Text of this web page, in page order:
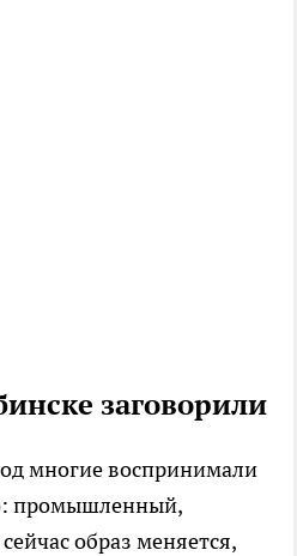
заговорили
многие воспринимали
промышленный,
образ меняется,